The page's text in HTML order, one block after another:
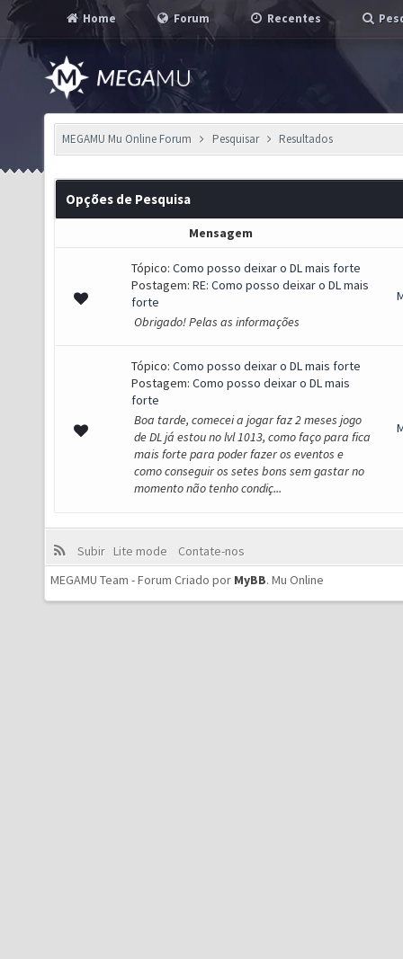
Home Forum Recentes
MEGAMU Mu Online Forum Pesquisar Resultados
Opções de Pesquisa
Mensagem
Tópico: Como posso deixar o DL mais forte
Postagem: RE: Como posso deixar o DL mais
forte
Obrigado! Pelas as informações
Tópico: Como posso deixar o DL mais forte
Postagem: Como posso deixar o DL mais
forte
Boa tarde, comecei a jogar faz 2 meses jogo
de DL já estou no lvl 1013, como faço para fica
mais forte para poder fazer os eventos e
como conseguir os setes bons sem gastar no
momento não tenho condiç...
Subir Lite mode
Contate-nos
MEGAMU Team - Forum Criado por MyBB. Mu Online